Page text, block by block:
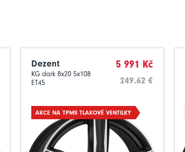
Dezent
KG dark 8x20 5x108
ET45
5 991 Kč
249.62 €
AKCE NA TPMS TLAKOVÉ VENTILKY